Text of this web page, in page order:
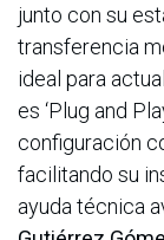
junto con su
transferencia
ideal para
es ‘Plug and
configuración
facilitando su
ayuda técnica